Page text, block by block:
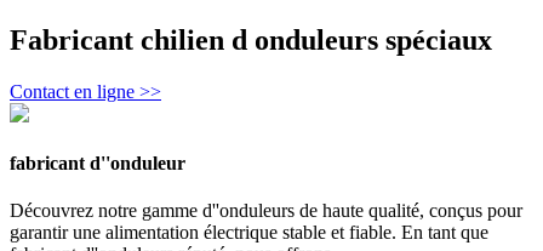
Fabricant chilien d onduleurs spéciaux
Contact en ligne >>
fabricant d''onduleur
Découvrez notre gamme d''onduleurs de haute qualité, conçus pour
garantir une alimentation électrique stable et fiable. En tant que